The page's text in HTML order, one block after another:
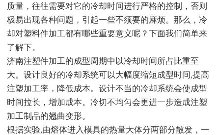
质量，往往需要对它的冷却时间进行严格的控制，否则
极易出现各种问题，引起一些不须要的麻烦。那么，冷
却对塑料件加工都有哪些重要意义呢？下面我们简单来
了解下。
济南注塑件加工的成型周期中以冷却时间所占比重至
大。设计良好的冷却系统可以大幅度缩短成型时间,提高
注塑加工率，降低成本。设计不当的冷却系统会使成型
时间拉长，增加成本。冷切不均匀会更进一步造成注塑
加工制品的翘曲变形。
根据实验,由熔体进入模具的热量大体分两部分散发，一